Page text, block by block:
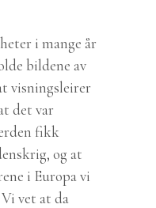
i mange år
bildene av
visningsleirer
det var
fikk
og at
i Europa vi
vet at da